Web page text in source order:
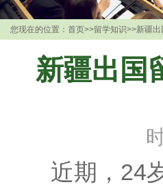
您现在的位置： 首页>>留学知识>>新疆
新疆出国
近期，24